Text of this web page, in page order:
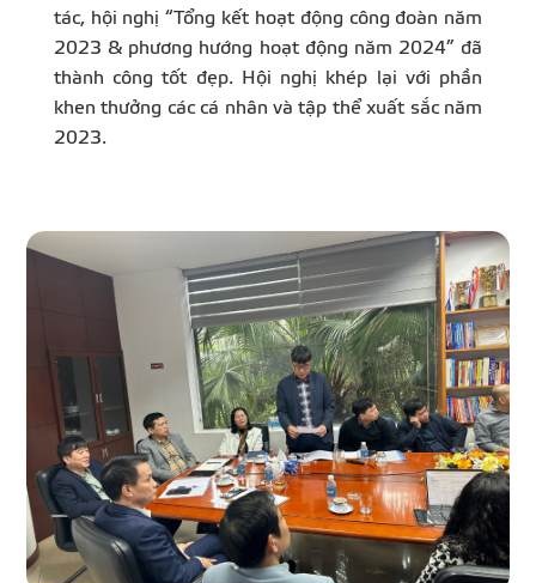
tác, hội nghị “Tổng kết hoạt động công đoàn năm
2023 & phương hướng hoạt động năm 2024” đã
thành công tốt đẹp. Hội nghị khép lại với phần
khen thưởng các cá nhân và tập thể xuất sắc năm
2023.